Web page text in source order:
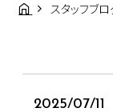
スタッフブロ
2025/07/11